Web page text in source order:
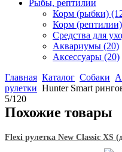
Рыбы, рептилии
Корм (рыбки)
Корм (рептилии)
Средства для
Аквариумы (20)
Аксессуары (20)
Главная Каталог Собаки
рулетки Hunter Smart
5/120
Похожие товары
Flexi рулетка New Classic XS